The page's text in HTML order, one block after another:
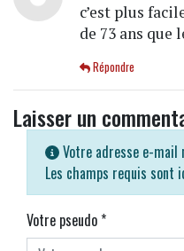
c’est plus
de 73 ans que
Répondre
Laisser un
Votre adresse e-mail
Les champs requis sont
Votre pseudo*